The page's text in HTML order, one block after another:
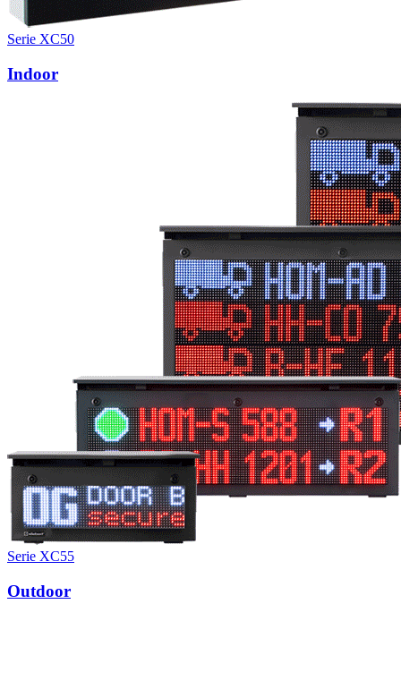
Serie XC50
Indoor
Serie XC55
Outdoor